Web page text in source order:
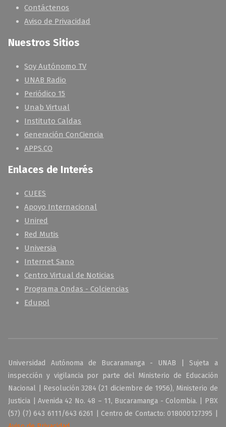
Contáctenos
Aviso de Privacidad
Nuestros Sitios
Soy Autónomo TV
UNAB Radio
Periódico 15
Unab Virtual
Instituto Caldas
Generación ConCiencia
APPS.CO
Enlaces de Interés
CUEES
Apoyo Internacional
Unired
Red Mutis
Universia
Internet Sano
Centro Virtual de Noticias
Programa Ondas - Colciencias
Edupol
Universidad Autónoma de Bucaramanga - UNAB | Sujeta a
inspección y vigilancia por parte del Ministerio de Educación
Nacional | Resolución 3284 (21 diciembre de 1956), Ministerio de
Justicia | Avenida 42 No. 48 – 11, Bucaramanga - Colombia. | PBX
(57) (7) 643 6111/643 6261 | Centro de Contacto: 018000127395 |